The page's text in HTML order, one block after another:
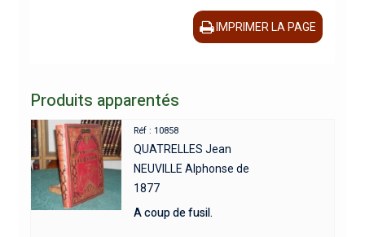
IMPRIMER LA PAGE
Produits apparentés
Réf : 10858
QUATRELLES Jean
NEUVILLE Alphonse de
1877
A coup de fusil.